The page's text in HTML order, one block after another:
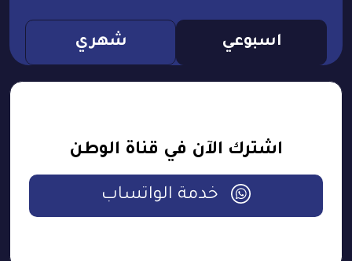
اسبوعي شهري
اشترك الآن في قناة الوطن
خدمة الواتساب